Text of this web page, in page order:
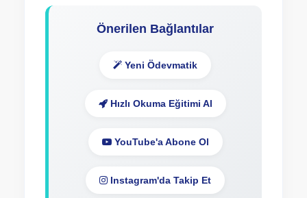
Önerilen Bağlantılar
Yeni Ödevmatik
Hızlı Okuma Eğitimi Al
YouTube'a Abone Ol
Instagram'da Takip Et